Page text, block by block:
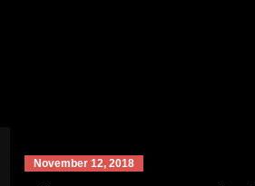
November 12, 2018